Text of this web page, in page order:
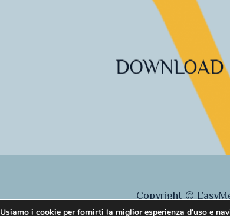
Copyright ©
Usiamo i cookie per fornirti la miglior esperienza d'uso e